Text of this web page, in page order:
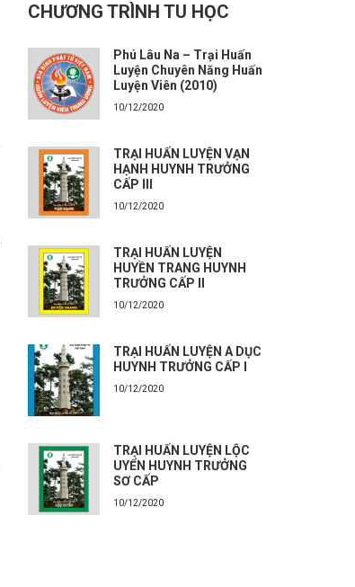
CHƯƠNG TRÌNH TU HỌC
Phú Lâu Na – Trại Huấn
Luyện Chuyên Năng Huấn
Luyện Viên (2010)
10/12/2020
TRẠI HUẤN LUYỆN VẠN
HẠNH HUYNH TRƯỞNG
CẤP III
10/12/2020
TRẠI HUẤN LUYỆN
HUYỀN TRANG HUYNH
TRƯỞNG CẤP II
10/12/2020
TRẠI HUẤN LUYỆN A DỤC
HUYNH TRƯỞNG CẤP I
10/12/2020
TRẠI HUẤN LUYỆN LỘC
UYỂN HUYNH TRƯỞNG
SƠ CẤP
10/12/2020